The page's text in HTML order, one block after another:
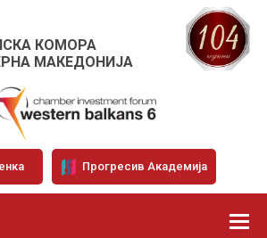
КОМОРА
МАКЕДОНИЈА
Прогресив Академија